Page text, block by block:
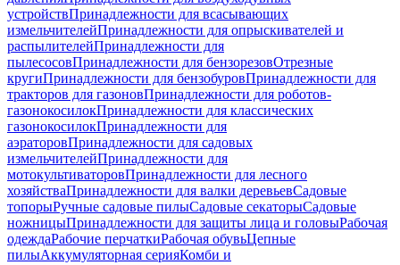
устройствПринадлежности для всасывающих
измельчителейПринадлежности для опрыскивателей и
распылителейПринадлежности для
пылесосовПринадлежности для бензорезовОтрезные
кругиПринадлежности для бензобуровПринадлежности для
тракторов для газоновПринадлежности для роботов-
газонокосилокПринадлежности для классических
газонокосилокПринадлежности для
аэраторовПринадлежности для садовых
измельчителейПринадлежности для
мотокультиваторовПринадлежности для лесного
хозяйстваПринадлежности для валки деревьевСадовые
топорыРучные садовые пилыСадовые секаторыСадовые
ножницыПринадлежности для защиты лица и головыРабочая
одеждаРабочие перчаткиРабочая обувьЦепные
пилыАккумуляторная серияКомби и